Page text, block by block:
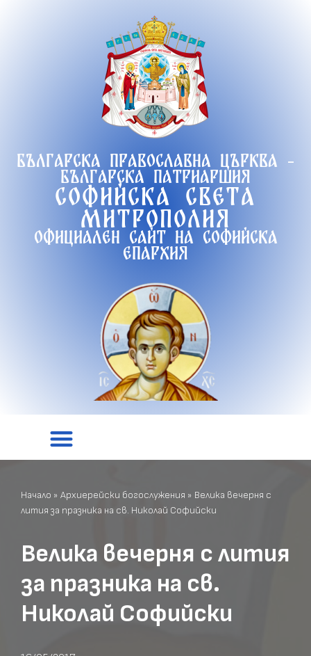
Българска православна църква -
Българска патриаршия
Софийска света
митрополия
Официален сайт на софийска
епархия
Начало » Архиерейски богослужения » Велика вечерня с
лития за празника на св. Николай Софийски
Велика вечерня с лития
за празника на св.
Николай Софийски